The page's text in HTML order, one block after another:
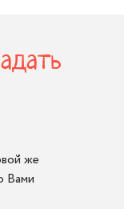
же
Вами